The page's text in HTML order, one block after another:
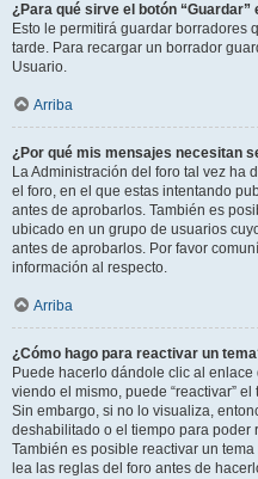
¿Para qué sirve el botón
Esto le permitirá guardar borradores
tarde. Para recargar un borrador
Usuario.
Arriba
¿Por qué mis mensajes necesitan
La Administración del foro tal vez ha
el foro, en el que estas intentando
antes de aprobarlos. También es
ubicado en un grupo de usuarios
antes de aprobarlos. Por favor
información al respecto.
Arriba
¿Cómo hago para reactivar un
Puede hacerlo dándole clic al enlace
viendo el mismo, puede “reactivar”
Sin embargo, si no lo visualiza,
deshabilitado o el tiempo para
También es posible reactivar un
lea las reglas del foro antes de